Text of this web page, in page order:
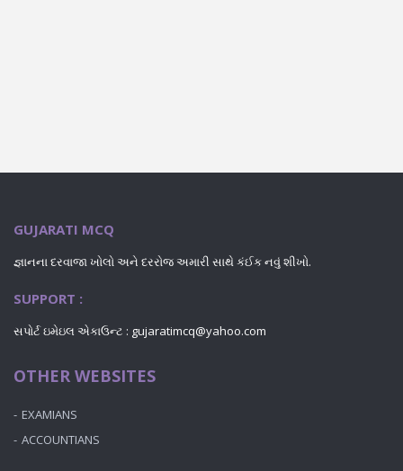
GUJARATI MCQ
જ્ઞાનના દરવાજા ખોલો અને દરરોજ અમારી સાથે કંઈક નવું શીખો.
SUPPORT :
સપોર્ટ ઇમેઇલ એકાઉન્ટ : gujaratimcq@yahoo.com
OTHER WEBSITES
EXAMIANS
ACCOUNTIANS